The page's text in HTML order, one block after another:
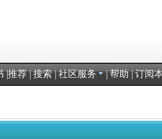
|推荐|搜索|社区服务 |帮助|订阅